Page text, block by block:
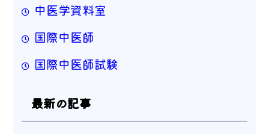
中医学資料室
国際中医師
国際中医師試験
最新の記事